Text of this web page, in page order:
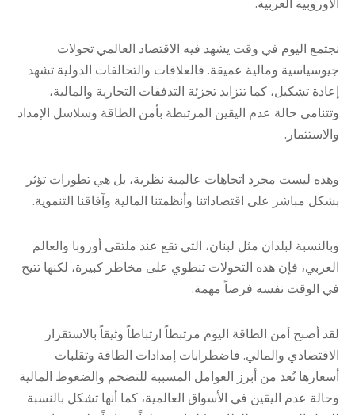
الأوروبية العربية.
نجتمع اليوم في وقت يشهد فيه الاقتصاد العالمي تحولات
جيوسياسية ومالية عميقة. فالعلاقات والتحالفات الدولية تشهد
إعادة تشكيل، كما تتزايد تجزئة التدفقات التجارية والمالية،
وتتنامى حالة عدم اليقين المرتبطة بأمن الطاقة وسلاسل الإمداد
والاستثمار.
وهذه ليست مجرد اتجاهات عالمية نظرية، بل هي تطورات تؤثر
بشكل مباشر على اقتصاداتنا وأنظمتنا المالية وآفاقنا التنموية.
وبالنسبة لبلدان مثل لبنان، التي تقع عند ملتقى أوروبا والعالم
العربي، فإن هذه التحولات تنطوي على مخاطر كبيرة، لكنها تتيح
في الوقت نفسه فرصاً مهمة.
لقد أصبح أمن الطاقة اليوم مرتبطاً ارتباطاً وثيقاً بالاستقرار
الاقتصادي والمالي. فاضطرابات إمدادات الطاقة وتقلبات
أسعارها تُعد من أبرز العوامل المسببة للتضخم والضغوط المالية
وحالة عدم اليقين في الأسواق العالمية، كما أنها تشكل بالنسبة